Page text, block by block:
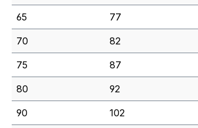
65 77
70 82
75 87
80 92
90 102